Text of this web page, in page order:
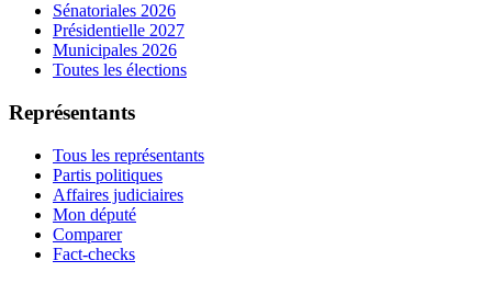
Sénatoriales 2026
Présidentielle 2027
Municipales 2026
Toutes les élections
Représentants
Tous les représentants
Partis politiques
Affaires judiciaires
Mon député
Comparer
Fact-checks